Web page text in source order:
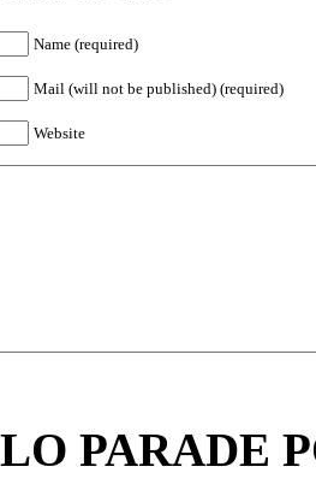
Name (required)
Mail (will not be published) (required)
Website
PARADE